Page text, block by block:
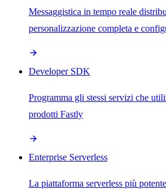
Messaggistica in tempo reale
personalizzazione completa e
Developer SDK
Programma gli stessi servizi che
prodotti Fastly
Enterprise Serverless
La piattaforma serverless più